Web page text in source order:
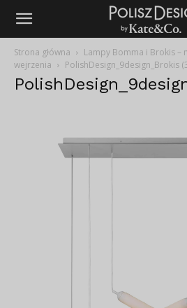
Strona główna
Lampy Bomma i Brokis –
wejrzenia
PolishDesign_9design_Brokis